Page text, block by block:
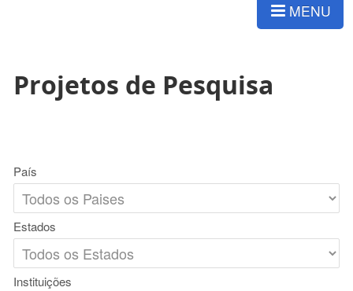
MENU
Projetos de Pesquisa
País
Estados
Instituições